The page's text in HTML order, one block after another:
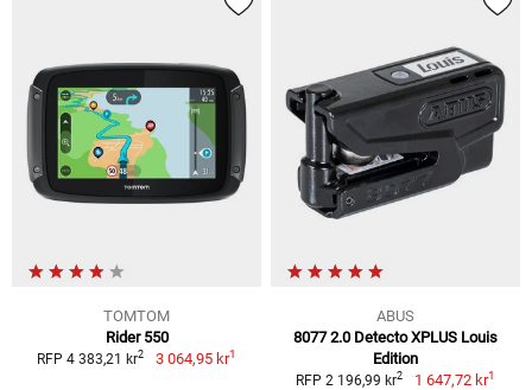
TOMTOM
Rider 550
RFP 4 383,21 kr2 3 064,95 kr1
ABUS
8077 2.0 Detecto XPLUS Louis
Edition
RFP 2 196,99 kr2 1 647,72 kr1